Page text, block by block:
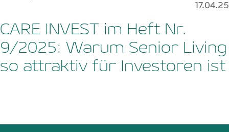
17.04.25
CARE INVEST im Heft Nr.
9/2025: Warum Senior Living
so attraktiv für Investoren ist